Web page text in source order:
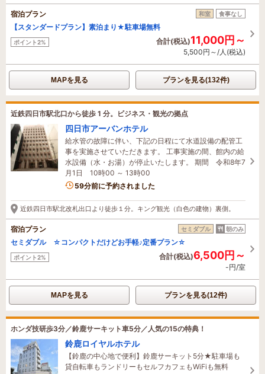
宿泊プラン 和室 食事なし
【スタンダードプラン】素泊まり★駐車場無料
ポイント2% 合計(税込)11,000円～
5,500円～/人(税込)
MAPを見る プランを見る(132件)
近鉄四日市駅北口から徒歩 1 分。ビジネス・観光の拠点
四日市アーバンホテル
給水管の故障に伴い、下記の日程にて水道設備の配管工
事を実施させていただきます。 工事実施の間、館内の給
水設備（水・お湯）が停止いたします。 期間 令和8年7
月1日 10時00 ～ 13時00
1名がこの宿を見ています
59分前に予約されました
近鉄四日市駅北改札出口より徒歩１分。キング観光（白色の建物）裏側。
宿泊プラン セミダブル 朝のみ
セミダブル ☆コンパクトだけどお手軽♪定番プラン☆
ポイント2% 合計(税込)6,500円～
-円/室
MAPを見る プランを見る(12件)
ホンダ技研歩3分／鈴鹿サーキット車5分／人気の15の特典！
鈴鹿ロイヤルホテル
【鈴鹿の中心地で便利】鈴鹿サーキット5分★駐車場も
貸自転車もランドリーもセルフカフェもWiFiも無料